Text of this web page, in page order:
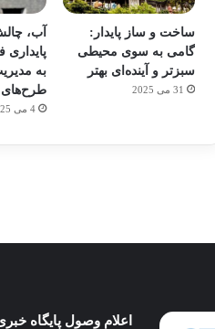
ساخت و ساز پایدار:
گامی به سوی محیطی
سبزتر و آینده‌ای بهتر
31 می 2025
آب،
پایداری
به
طرح‌های
4 می 2025
هدفون های 2023
پای اعلام وصول پایگاه